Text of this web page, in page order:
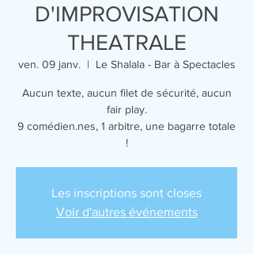
D'IMPROVISATION
THEATRALE
ven. 09 janv.
  |
Le Shalala - Bar à Spectacles
Aucun texte, aucun filet de sécurité, aucun
fair play.
9 comédien.nes, 1 arbitre, une bagarre totale
!
Les inscriptions sont closes
Voir d'autres événements